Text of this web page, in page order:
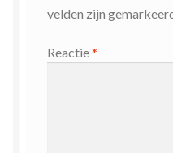
velden zijn
Reactie*